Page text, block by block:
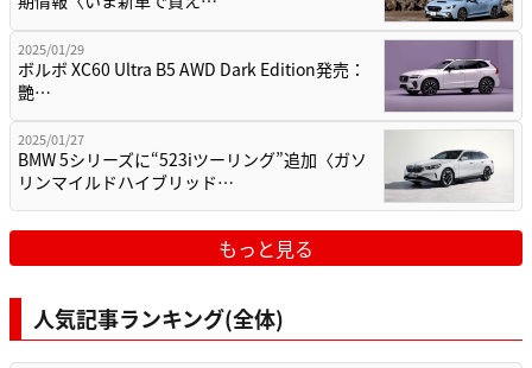
2025/01/29
ボルボ XC60 Ultra B5 AWD Dark Edition発売：
艷…
2025/01/27
BMW 5シリーズに“523iツーリング”追加〈ガソ
リンマイルドハイブリッド…
もっと見る
人気記事ランキング(全体)